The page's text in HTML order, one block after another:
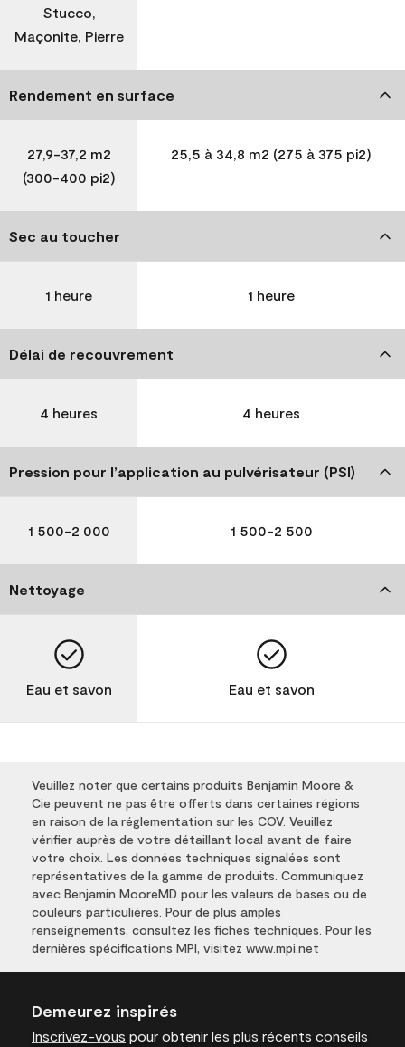
Stucco,
Maçonite, Pierre
Rendement en surface
27,9-37,2 m2
(300-400 pi2)
25,5 à 34,8 m2 (275 à 375 pi2)
Sec au toucher
1 heure 1 heure
Délai de recouvrement
4 heures 4 heures
Pression pour l’application au pulvérisateur (PSI)
1 500-2 000 1 500-2 500
Nettoyage
Eau et savon Eau et savon
Veuillez noter que certains produits Benjamin Moore &
Cie peuvent ne pas être offerts dans certaines régions
en raison de la réglementation sur les COV. Veuillez
vérifier auprès de votre détaillant local avant de faire
votre choix. Les données techniques signalées sont
représentatives de la gamme de produits. Communiquez
avec Benjamin MooreMD pour les valeurs de bases ou de
couleurs particulières. Pour de plus amples
renseignements, consultez les fiches techniques. Pour les
dernières spécifications MPI, visitez www.mpi.net
Demeurez inspirés
Inscrivez-vous pour obtenir les plus récents conseils